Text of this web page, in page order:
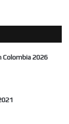
Colombia 2026